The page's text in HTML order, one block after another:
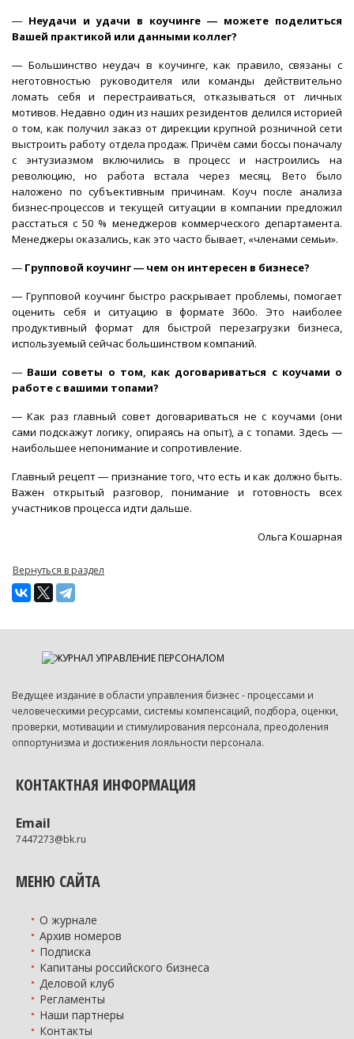
― Неудачи и удачи в коучинге ― можете поделиться
Вашей практикой или данными коллег?
― Большинство неудач в коучинге, как правило, связаны с
неготовностью руководителя или команды действительно
ломать себя и перестраиваться, отказываться от личных
мотивов. Недавно один из наших резидентов делился историей
о том, как получил заказ от дирекции крупной розничной сети
выстроить работу отдела продаж. Причём сами боссы поначалу
с энтузиазмом включились в процесс и настроились на
революцию, но работа встала через месяц. Вето было
наложено по субъективным причинам. Коуч после анализа
бизнес-процессов и текущей ситуации в компании предложил
расстаться с 50 % менеджеров коммерческого департамента.
Менеджеры оказались, как это часто бывает, «членами семьи».
― Групповой коучинг ― чем он интересен в бизнесе?
― Групповой коучинг быстро раскрывает проблемы, помогает
оценить себя и ситуацию в формате 360о. Это наиболее
продуктивный формат для быстрой перезагрузки бизнеса,
используемый сейчас большинством компаний.
― Ваши советы о том, как договариваться с коучами о
работе с вашими топами?
― Как раз главный совет договариваться не с коучами (они
сами подскажут логику, опираясь на опыт), а с топами. Здесь ―
наибольшее непонимание и сопротивление.
Главный рецепт ― признание того, что есть и как должно быть.
Важен открытый разговор, понимание и готовность всех
участников процесса идти дальше.
Ольга Кошарная
Вернуться в раздел
Ведущее издание в области управления бизнес - процессами и
человеческими ресурсами, системы компенсаций, подбора, оценки,
проверки, мотивации и стимулирования персонала, преодоления
оппортунизма и достижения лояльности персонала.
КОНТАКТНАЯ ИНФОРМАЦИЯ
Email
7447273@bk.ru
МЕНЮ САЙТА
О журнале
Архив номеров
Подписка
Капитаны российского бизнеса
Деловой клуб
Регламенты
Наши партнеры
Контакты